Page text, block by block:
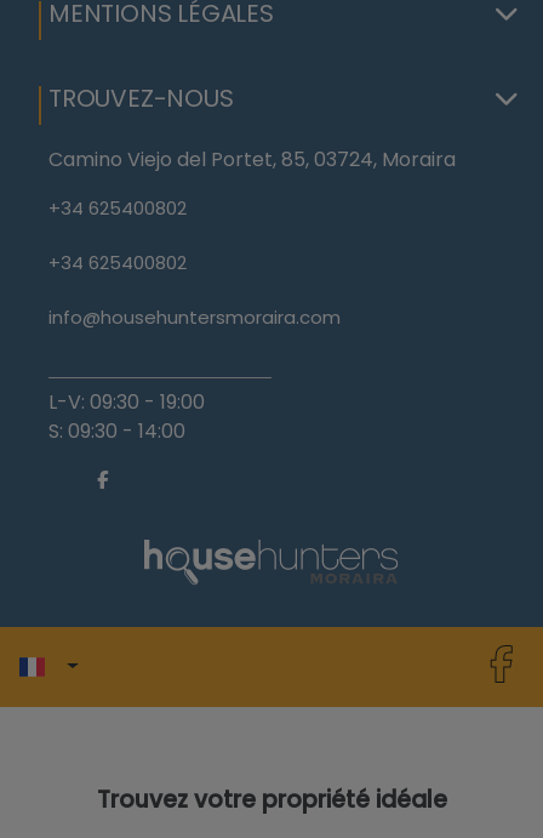
MENTIONS LÉGALES
TROUVEZ-NOUS
Camino Viejo del Portet, 85, 03724, Moraira
+34 625400802
+34 625400802
info@househuntersmoraira.com
L-V: 09:30 - 19:00
S: 09:30 - 14:00
Trouvez votre propriété idéale